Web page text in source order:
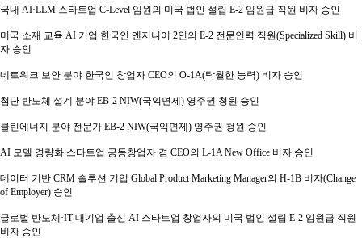
국내 AI·LLM 스타트업 C-Level 임원의 미국 법인 설립 E-2 임원급 직원 비자 승인
미국 소재 교육 AI 기업 한국인 엔지니어 2인의 E-2 전문인력 직원(Specialized Skill) 비
자 승인
네트워크 보안 분야 한국인 창업자 CEO의 O-1A(탁월한 능력) 비자 승인
첨단 반도체 설계 분야 EB-2 NIW(국익면제) 영주권 청원 승인
클린에너지 분야 전문가 EB-2 NIW(국익면제) 영주권 청원 승인
AI 모델 경량화 스타트업 공동창업자 겸 CEO의 L-1A New Office 비자 승인
데이터 기반 CRM 솔루션 기업 Global Product Marketing Manager의 H-1B 비자(Change
of Employer) 승인
글로벌 반도체·IT 대기업 출신 AI 스타트업 창업자의 미국 법인 설립 E-2 임원급 직원
비자 승인